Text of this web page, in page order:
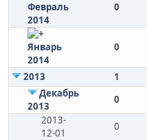
Февраль
2014
0
Январь
2014
0
2013 1
Декабрь
2013
0
2013-
12-01
0